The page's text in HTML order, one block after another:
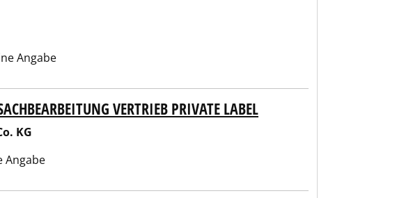
Angabe
VERTRIEB PRIVATE LABEL
KG
Angabe